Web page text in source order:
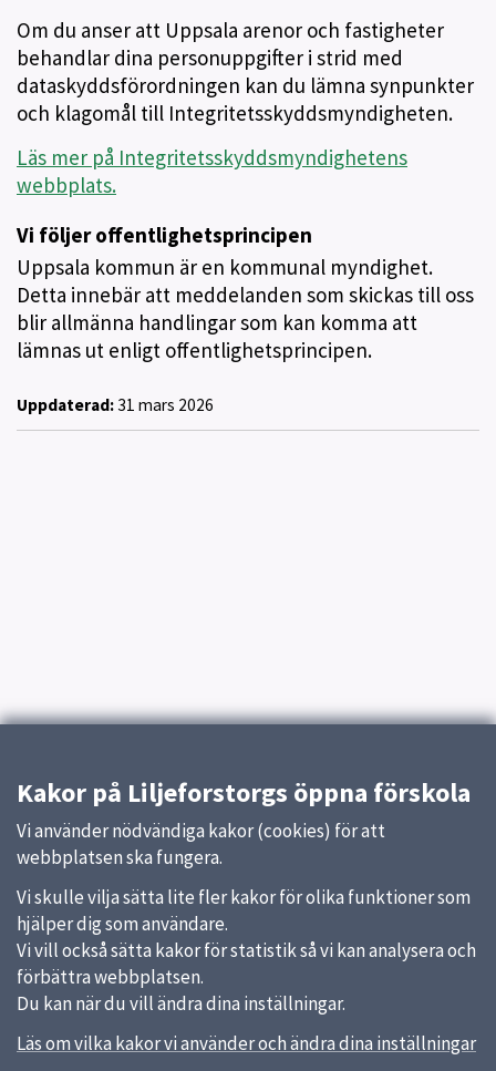
Om du anser att Uppsala arenor och fastigheter
behandlar dina personuppgifter i strid med
dataskyddsförordningen kan du lämna synpunkter
och klagomål till Integritetsskyddsmyndigheten.
Läs mer på Integritetsskyddsmyndighetens
webbplats.
Vi följer offentlighetsprincipen
Uppsala kommun är en kommunal myndighet.
Detta innebär att meddelanden som skickas till oss
blir allmänna handlingar som kan komma att
lämnas ut enligt offentlighetsprincipen.
Uppdaterad: 31 mars 2026
Kakor på Liljeforstorgs öppna förskola
Vi använder nödvändiga kakor (cookies) för att
webbplatsen ska fungera.
Vi skulle vilja sätta lite fler kakor för olika funktioner som
hjälper dig som användare.
Vi vill också sätta kakor för statistik så vi kan analysera och
förbättra webbplatsen.
Du kan när du vill ändra dina inställningar.
Läs om vilka kakor vi använder och ändra dina inställningar